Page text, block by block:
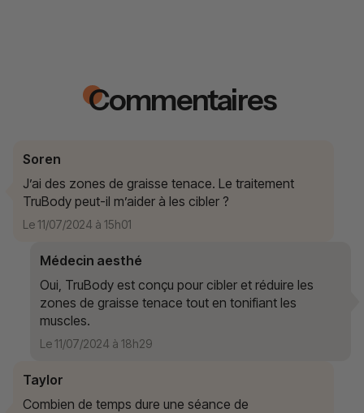
Commentaires
Soren
J’ai des zones de graisse tenace. Le traitement
TruBody peut-il m’aider à les cibler ?
Le 11/07/2024 à 15h01
Médecin aesthé
Oui, TruBody est conçu pour cibler et réduire les
zones de graisse tenace tout en tonifiant les
muscles.
Le 11/07/2024 à 18h29
Taylor
Combien de temps dure une séance de